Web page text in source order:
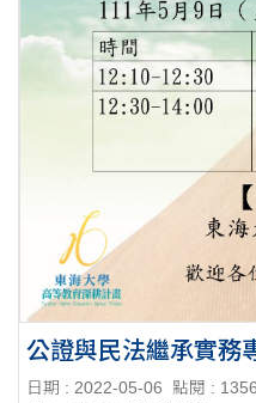
公證與民法繼承實務
日期 : 2022-05-06
點閱 : 1356